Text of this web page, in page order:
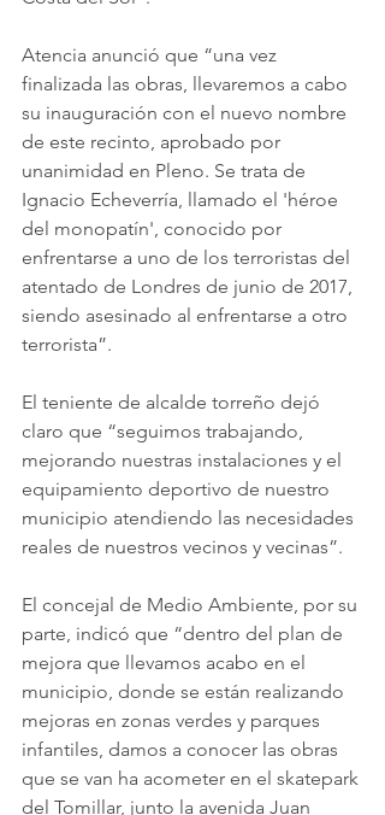
Atencia anunció que “una vez
finalizada las obras, llevaremos a cabo
su inauguración con el nuevo nombre
de este recinto, aprobado por
unanimidad en Pleno. Se trata de
Ignacio Echeverría, llamado el 'héroe
del monopatín', conocido por
enfrentarse a uno de los terroristas del
atentado de Londres de junio de 2017,
siendo asesinado al enfrentarse a otro
terrorista”.
El teniente de alcalde torreño dejó
claro que “seguimos trabajando,
mejorando nuestras instalaciones y el
equipamiento deportivo de nuestro
municipio atendiendo las necesidades
reales de nuestros vecinos y vecinas”.
El concejal de Medio Ambiente, por su
parte, indicó que “dentro del plan de
mejora que llevamos acabo en el
municipio, donde se están realizando
mejoras en zonas verdes y parques
infantiles, damos a conocer las obras
que se van ha acometer en el skatepark
del Tomillar, junto la avenida Juan